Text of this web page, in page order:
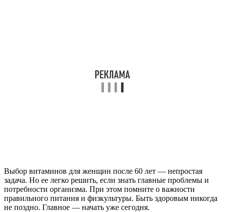
Выбор витаминов для женщин после 60 лет — непростая
задача. Но ее легко решить, если знать главные проблемы и
потребности организма. При этом помните о важности
правильного питания и физкультуры. Быть здоровым никогда
не поздно. Главное — начать уже сегодня.